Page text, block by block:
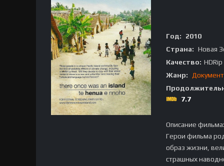
Год:
2010
Страна: Новая
Качество: HDRip
Жанр:
7.7
Описание фильма:
Герои фильма
образ жизни,
страшных